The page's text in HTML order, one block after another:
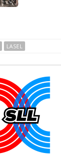
LASEL